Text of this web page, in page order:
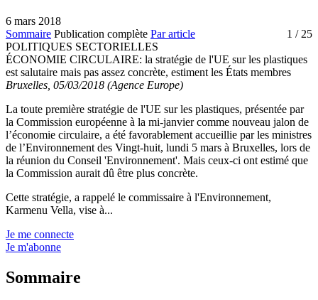
6 mars 2018
Sommaire Publication complète Par article 1 / 25
POLITIQUES SECTORIELLES
ÉCONOMIE CIRCULAIRE: la stratégie de l'UE sur les plastiques
est salutaire mais pas assez concrète, estiment les États membres
Bruxelles, 05/03/2018 (Agence Europe)
La toute première stratégie de l'UE sur les plastiques, présentée par
la Commission européenne à la mi-janvier comme nouveau jalon de
l’économie circulaire, a été favorablement accueillie par les ministres
de l’Environnement des Vingt-huit, lundi 5 mars à Bruxelles, lors de
la réunion du Conseil 'Environnement'. Mais ceux-ci ont estimé que
la Commission aurait dû être plus concrète.
Cette stratégie, a rappelé le commissaire à l'Environnement,
Karmenu Vella, vise à...
Je me connecte
Je m'abonne
Sommaire